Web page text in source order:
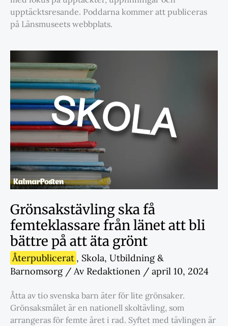
upptäcktsresande. Poddarna kommer att publiceras
på Länsmuseets webbplats.
Grönsakstävling ska få
femteklassare från länet att bli
bättre på att äta grönt
Återpublicerat , Skola, Utbildning &
Barnomsorg/ Av Redaktionen / april 10, 2024
Åtta av tio svenska barn äter för lite grönsaker.
Grönsaksmålet är en nationell skoltävling, som
arrangeras för femte året i rad. Syftet med tävlingen är